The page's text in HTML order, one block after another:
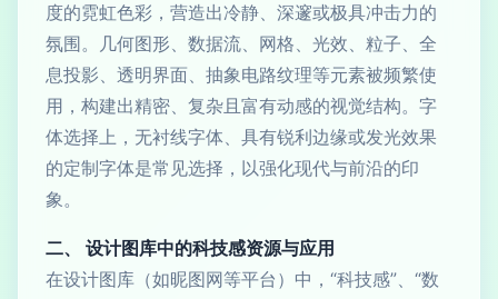
度的霓虹色彩，营造出冷静、深邃或极具冲击力的
氛围。几何图形、数据流、网格、光效、粒子、全
息投影、透明界面、抽象电路纹理等元素被频繁使
用，构建出精密、复杂且富有动感的视觉结构。字
体选择上，无衬线字体、具有锐利边缘或发光效果
的定制字体是常见选择，以强化现代与前沿的印
象。
二、 设计图库中的科技感资源与应用
在设计图库（如昵图网等平台）中，“科技感”、“数